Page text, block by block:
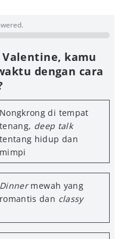
kamu
dengan cara
Nongkrong di tempat
tenang, deep talk
tentang hidup dan
mimpi
Dinnermewah yang
romantis dan classy